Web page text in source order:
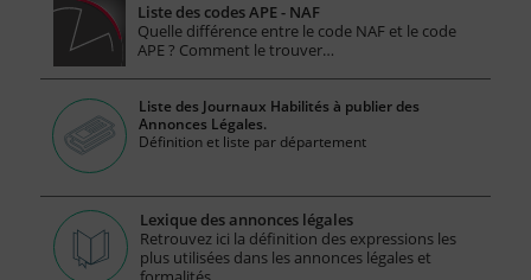
Liste des codes APE - NAF
Quelle différence entre le code NAF et le code
APE ? Comment le trouver…
Liste des Journaux Habilités à publier des
Annonces Légales.
Définition et liste par département
Lexique des annonces légales
Retrouvez ici la définition des expressions les
plus utilisées dans les annonces légales et